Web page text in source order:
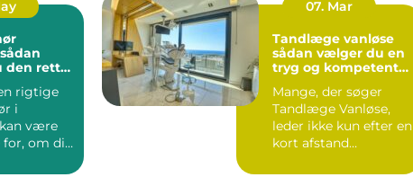
den rette
rigtige
i
være
for, om dit
07. Mar
Tandlæge vanløse
sådan vælger du en
tryg og kompetent
Mange, der søger
Tandlæge Vanløse,
leder ikke kun efter en
kort afstand
også have ...